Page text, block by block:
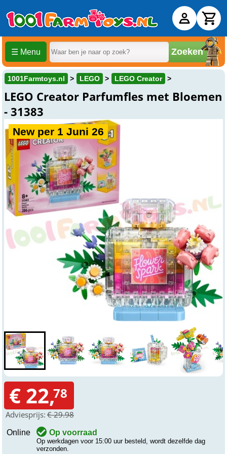
☰ Menu Zoeken
1001Farmtoys.nl LEGO LEGO Creator
LEGO Creator Parfumfles met Bloemen
- 31383
New per 1 Juni 26
€ 22,78
Adviesprijs: € 29.98
Online Op voorraad
Op werkdagen voor 15:00 uur besteld, wordt dezelfde dag
verzonden.